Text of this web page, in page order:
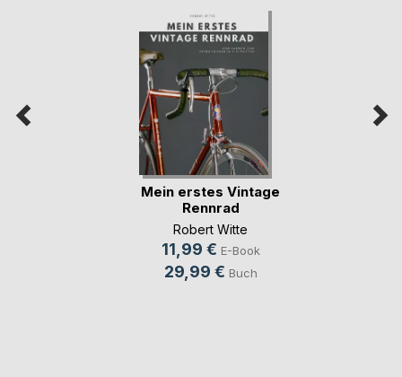
Mein erstes Vintage
Rennrad
Robert Witte
11,99 € E-Book
29,99 € Buch